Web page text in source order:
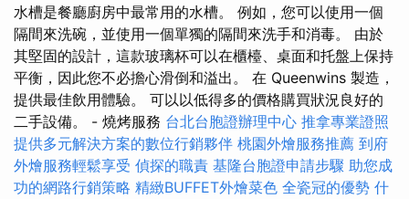
水槽是餐廳廚房中最常用的水槽。 例如，您可以使用一個
隔間來洗碗，並使用一個單獨的隔間來洗手和消毒。 由於
其堅固的設計，這款玻璃杯可以在櫃檯、桌面和托盤上保持
平衡，因此您不必擔心滑倒和溢出。 在 Queenwins 製造，
提供最佳飲用體驗。 可以以低得多的價格購買狀況良好的
二手設備。 - 燒烤服務 台北台胞證辦理中心 推拿專業證照
提供多元解決方案的數位行銷夥伴 桃園外燴服務推薦 到府
外燴服務輕鬆享受 偵探的職責 基隆台胞證申請步驟 助您成
功的網路行銷策略 精緻BUFFET外燴菜色 全瓷冠的優勢 什